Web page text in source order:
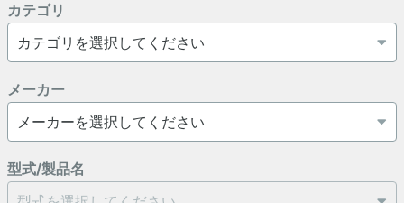
カテゴリ
メーカー
型式/製品名